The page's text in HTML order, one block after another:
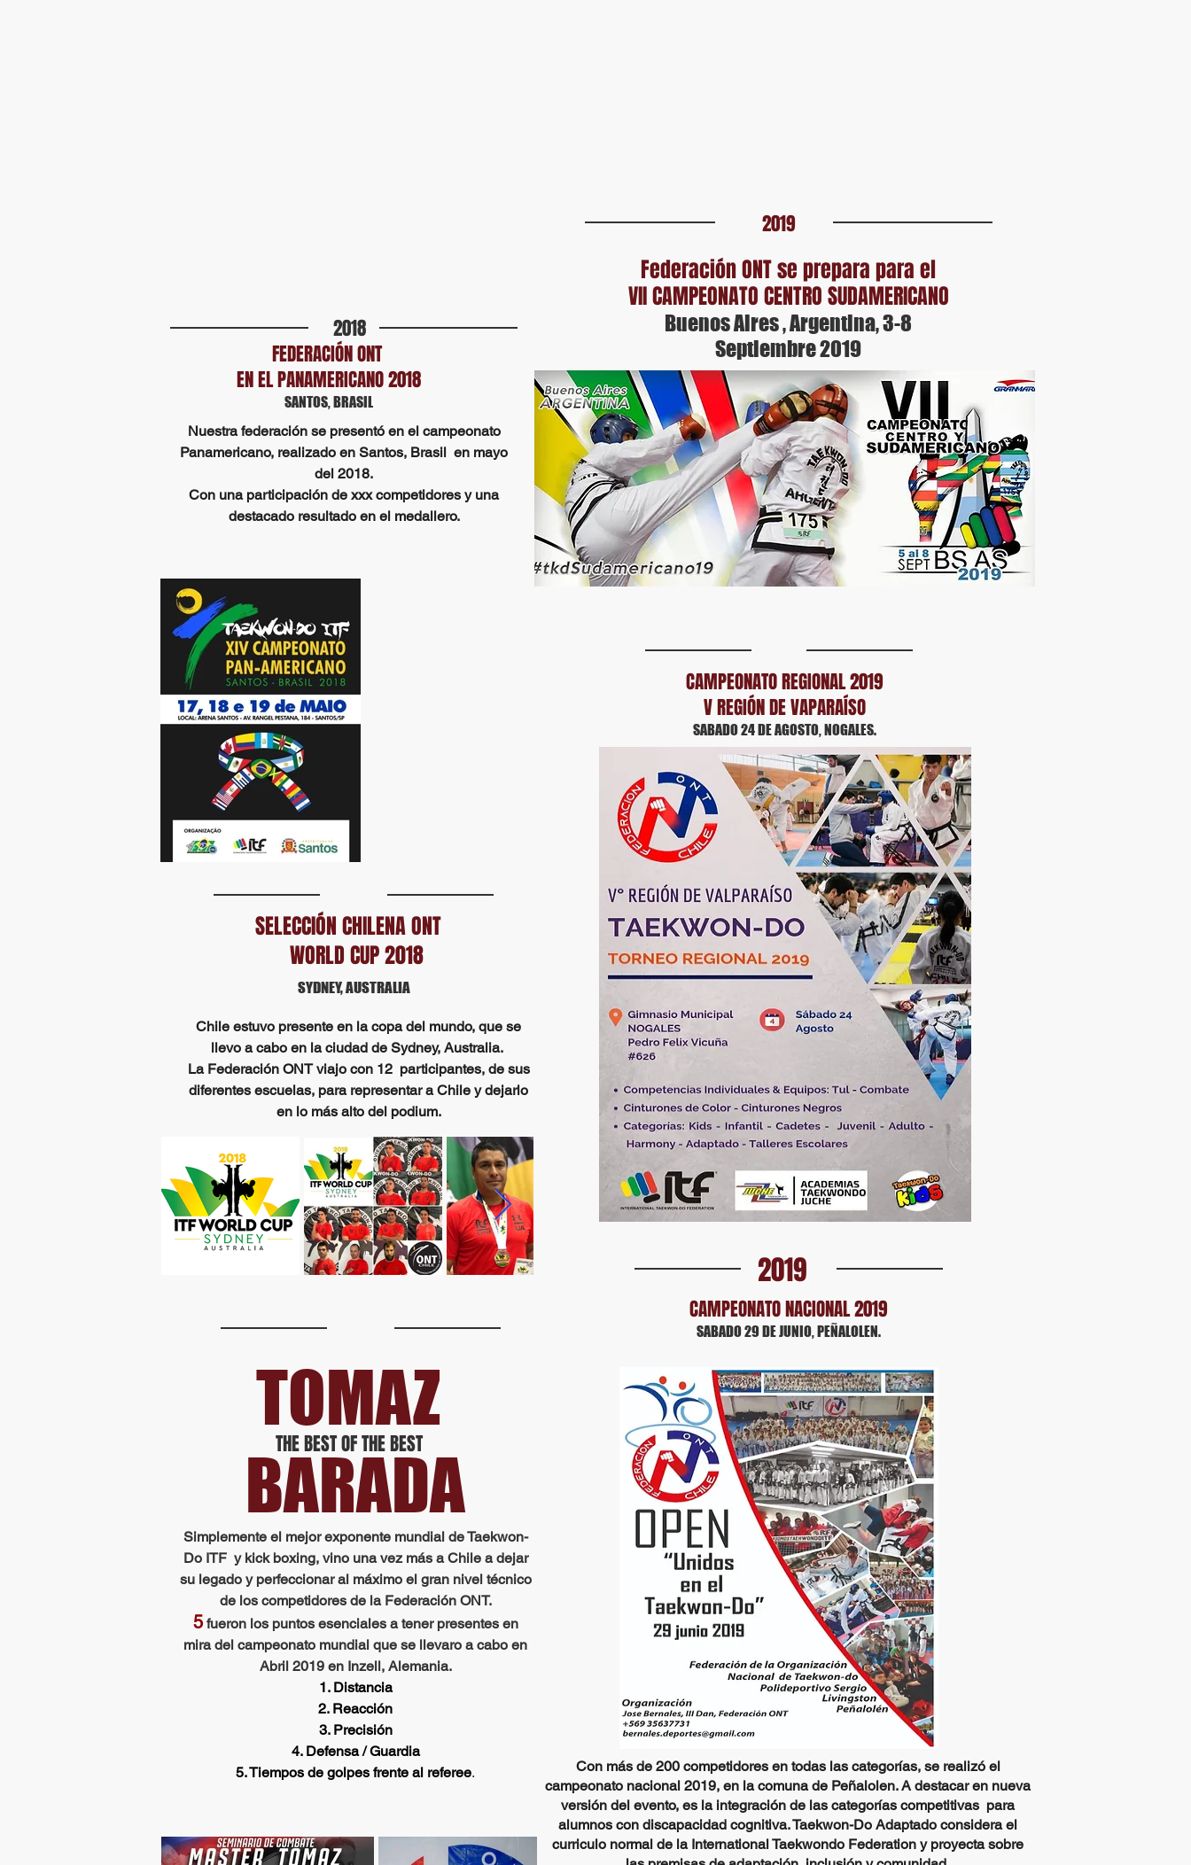
2019
2018
FEDERACIÓN ONT
EN EL PANAMERICANO 2018
SANTOS, BRASIL
Nuestra federación se presentó en el campeonato
Panamericano, realizado en Santos, Brasil en mayo
del 2018.
Con una participación de xxx competidores y una
destacado resultado en el medallero.
SELECCIÓN CHILENA ONT
WORLD CUP 2018
SYDNEY, AUSTRALIA
Chile estuvo presente en la copa del mundo, que se
llevo a cabo en la ciudad de Sydney, Australia.
La Federación ONT viajo con 12 participantes, de sus
diferentes escuelas, para representar a Chile y dejarlo
en lo más alto del podium.
Federación ONT se prepara para el
VII CAMPEONATO CENTRO SUDAMERICANO
Buenos Aires , Argentina, 3-8
Septiembre 2019
CAMPEONATO REGIONAL 2019
V REGIÓN DE VAPARAÍSO
SABADO 24 DE AGOSTO, NOGALES.
2019
CAMPEONATO NACIONAL 2019
SABADO 29 DE JUNIO, PEÑALOLEN.
TOMAZ
THE BEST OF THE BEST
BARADA
Simplemente el mejor exponente mundial de Taekwon-
Do ITF y kick boxing, vino una vez más a Chile a dejar
su legado y perfeccionar al máximo el gran nivel técnico
de los competidores de la Federación ONT.
5 fueron los puntos esenciales a tener presentes en
mira del campeonato mundial que se llevaro a cabo en
Abril 2019 en Inzell, Alemania.
1. Distancia
2. Reacción
3. Precisión
4. Defensa / Guardia
5. Tiempos de golpes frente al referee. Con más de 200 competidores en todas las categorías, se realizó el
campeonato nacional 2019, en la comuna de Peñalolen. A destacar en nueva
versión del evento, es la integración de las categorías competitivas para
alumnos con discapacidad cognitiva. Taekwon-Do Adaptado considera el
curriculo normal de la International Taekwondo Federation y proyecta sobre